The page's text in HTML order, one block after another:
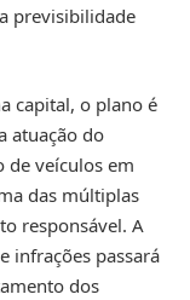
previsibilidade
capital, o plano é
atuação do
de veículos em
das múltiplas
responsável. A
infrações passará
dos